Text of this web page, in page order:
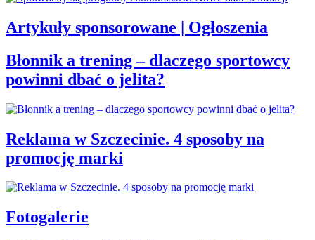
Artykuły sponsorowane | Ogłoszenia
Błonnik a trening – dlaczego sportowcy
powinni dbać o jelita?
Reklama w Szczecinie. 4 sposoby na
promocję marki
Fotogalerie